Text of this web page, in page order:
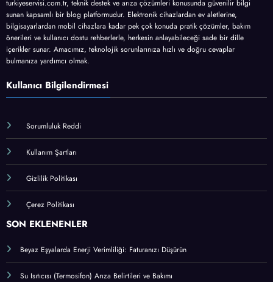
turkiyeservisi.com.tr, teknik destek ve arıza çözümleri konusunda güvenilir bilgi
sunan kapsamlı bir blog platformudur. Elektronik cihazlardan ev aletlerine,
bilgisayarlardan mobil cihazlara kadar pek çok konuda pratik çözümler, bakım
önerileri ve kullanıcı dostu rehberlerle, herkesin anlayabileceği sade bir dille
içerikler sunar. Amacımız, teknolojik sorunlarınıza hızlı ve doğru cevaplar
bulmanıza yardımcı olmak.
Kullanıcı Bilgilendirmesi
Sorumluluk Reddi
Kullanım Şartları
Gizlilik Politikası
Çerez Politikası
SON EKLENENLER
Beyaz Eşyalarda Enerji Verimliliği: Faturanızı Düşürün
Su Isıtıcısı (Termosifon) Arıza Belirtileri ve Bakımı